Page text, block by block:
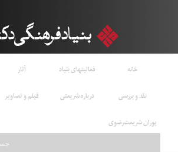
خانه فعالیتهای بنیاد آثار
نقد و بررسی
درباره شریعتی فیلم و تصاویر
پوران شریعت‌رضوی